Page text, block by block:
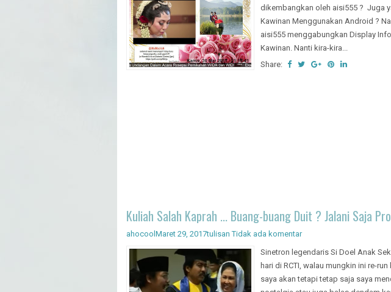
ahocoolMaret 30, 2017jualan,televisi
Tidak ada komentar
Masih ingat dengan software
dikembangkan oleh aisi555 ? Juga
Kawinan Menggunakan Android ?
aisi555 menggabungkan Display
Kuliah Salah Kaprah ... Buang-buang Duit ? Jalani Saja
ahocool Maret 29, 2017tulisan Tidak ada komentar
Sinetron legendaris Si Doel Anak